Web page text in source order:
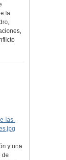
la
y una
de